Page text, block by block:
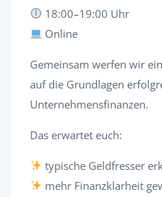
18:00–19:00 Uhr
Online
Gemeinsam werfen wir
auf die Grundlagen
Unternehmensfinanzen.
Das erwartet euch:
typische Geldfresser
mehr Finanzklarheit